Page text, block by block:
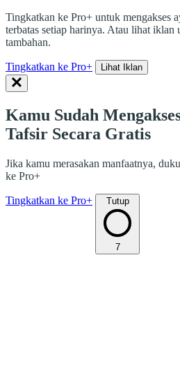
Tingkatkan ke Pro+ untuk mengakses
terbatas setiap harinya. Atau lihat iklan
tambahan.
Tingkatkan ke Pro+ Lihat Iklan
Kamu Sudah
Tafsir Secara Gratis
Jika kamu merasakan manfaatnya,
ke Pro+
Tingkatkan ke Pro+ Tutup
7